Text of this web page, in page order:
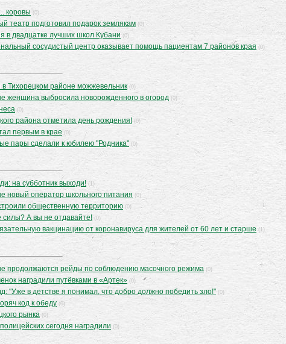
коровы (0)
театр подготовил подарок землякам (0)
в двадцатке лучших школ Кубани (0)
сосудистый центр оказывает помощь пациентам 7 районов края (0)
Тихорецком районе можжевельник (0)
женщина выбросила новорожденного в огород (0)
(0)
района отметила день рождения! (0)
первым в крае (0)
пары сделали к юбилею "Родника" (0)
на субботник выходи! (1)
новый оператор школьного питания (0)
общественную территорию (0)
силы? А вы не отдавайте! (0)
вакцинацию от коронавируса для жителей от 60 лет и старше (1)
продолжаются рейды по соблюдению масочного режима (0)
наградили путёвками в «Артек» (0)
"Уже в детстве я понимал, что добро должно победить зло!" (0)
код к обеду (0)
рынка (0)
сегодня наградили (0)